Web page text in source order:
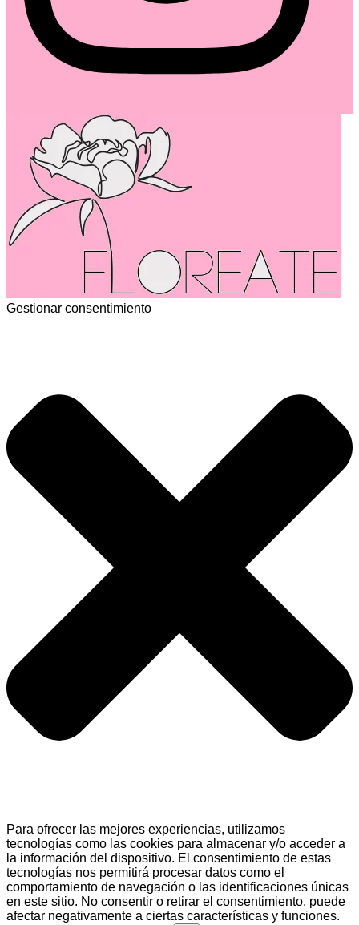
Gestionar consentimiento
Para ofrecer las mejores experiencias, utilizamos
tecnologías como las cookies para almacenar y/o acceder a
la información del dispositivo. El consentimiento de estas
tecnologías nos permitirá procesar datos como el
comportamiento de navegación o las identificaciones únicas
en este sitio. No consentir o retirar el consentimiento, puede
afectar negativamente a ciertas características y funciones.